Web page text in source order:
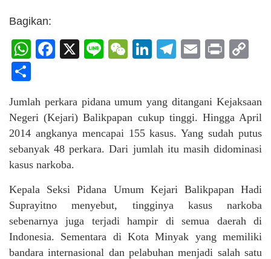
Bagikan:
WhatsApp
Facebook
X LineWeChat
LinkedIn
Telegram
Email
Print
Jumlah perkara pidana umum yang ditangani Kejaksaan
Negeri (Kejari) Balikpapan cukup tinggi. Hingga April
2014 angkanya mencapai 155 kasus. Yang sudah putus
sebanyak 48 perkara. Dari jumlah itu masih didominasi
kasus narkoba.
Kepala Seksi Pidana Umum Kejari Balikpapan Hadi
Suprayitno menyebut, tingginya kasus narkoba
sebenarnya juga terjadi hampir di semua daerah di
Indonesia. Sementara di Kota Minyak yang memiliki
bandara internasional dan pelabuhan menjadi salah satu